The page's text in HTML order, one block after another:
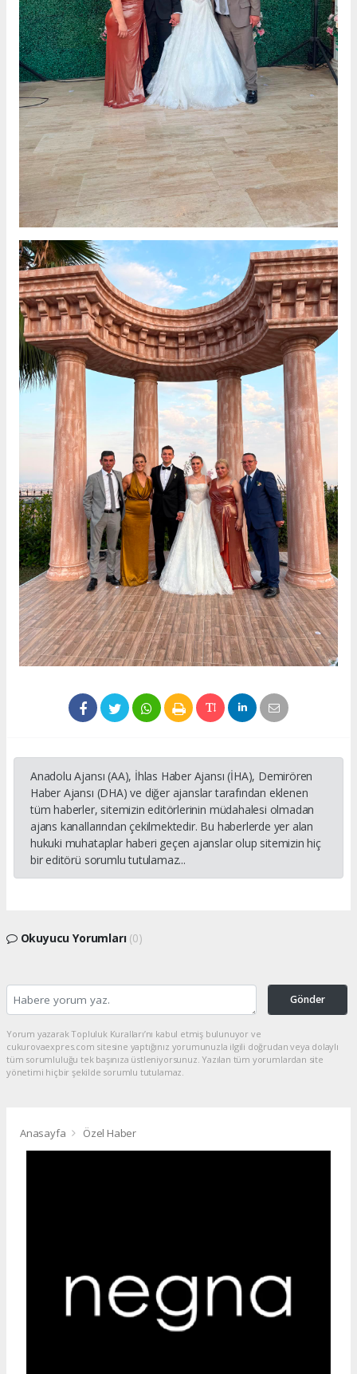
Anadolu Ajansı (AA), İhlas Haber Ajansı (İHA), Demirören
Haber Ajansı (DHA) ve diğer ajanslar tarafından eklenen
tüm haberler, sitemizin editörlerinin müdahalesi olmadan
ajans kanallarından çekilmektedir. Bu haberlerde yer alan
hukuki muhataplar haberi geçen ajanslar olup sitemizin hiç
bir editörü sorumlu tutulamaz...
Okuyucu Yorumları (0)
Gönder
Yorum yazarak Topluluk Kuralları’nı kabul etmiş bulunuyor ve
cukurovaexpres.com sitesine yaptığınız yorumunuzla ilgili doğrudan veya dolaylı
tüm sorumluluğu tek başınıza üstleniyorsunuz. Yazılan tüm yorumlardan site
yönetimi hiçbir şekilde sorumlu tutulamaz.
Anasayfa Özel Haber